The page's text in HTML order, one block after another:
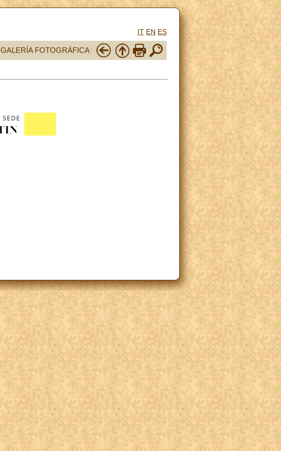
IT EN ES
GALERÍA FOTOGRÁFICA